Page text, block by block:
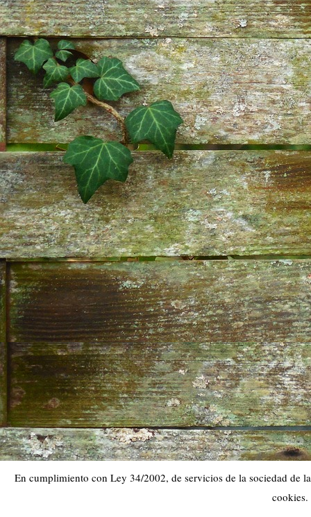
En cumplimiento con Ley 34/2002, de servicios de la sociedad de
cookies.